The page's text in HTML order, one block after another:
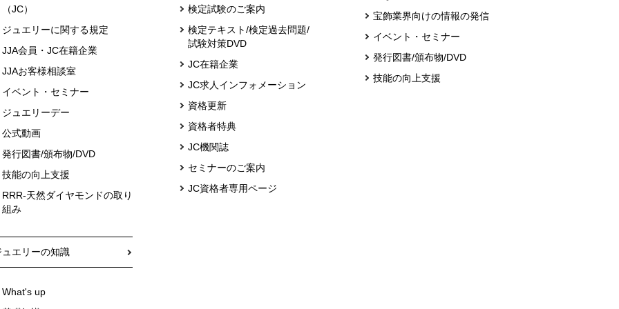
（JC）
ジュエリーに関する規定
JJA会員・JC在籍企業
JJAお客様相談室
イベント・セミナー
ジュエリーデー
公式動画
発行図書/頒布物/DVD
技能の向上支援
RRR-天然ダイヤモンドの取り
組み
ュエリーの知識
What's up
検定試験のご案内
検定テキスト/検定過去問題/
試験対策DVD
JC在籍企業
JC求人インフォメーション
資格更新
資格者特典
JC機関誌
セミナーのご案内
JC資格者専用ページ
宝飾業界向けの情報の発信
イベント・セミナー
発行図書/頒布物/DVD
技能の向上支援